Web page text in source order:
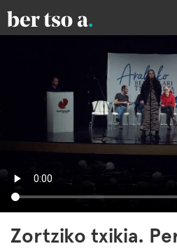
Zortziko txikia.